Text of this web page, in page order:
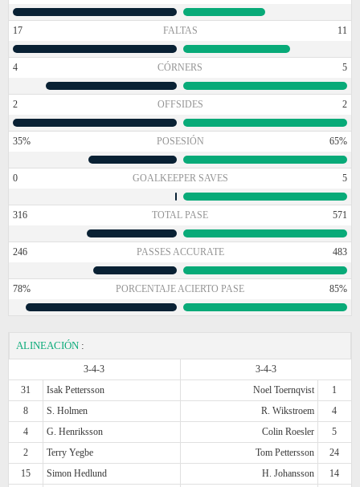
17 FALTAS 11
4 CÓRNERS 5
2 OFFSIDES 2
35% POSESIÓN 65%
0 GOALKEEPER SAVES 5
316 TOTAL PASE 571
246 PASSES ACCURATE 483
78% PORCENTAJE ACIERTO PASE 85%
ALINEACIÓN :
3-4-3
3-4-3
31
Isak Pettersson Noel Toernqvist
1
8
S. Holmen R. Wikstroem
4
4
G. Henriksson Colin Roesler
5
2
Terry Yegbe Tom Pettersson
24
15
Simon Hedlund H. Johansson
14